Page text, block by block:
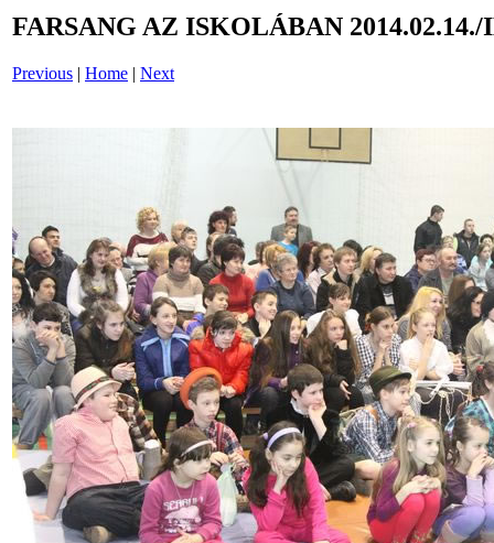
FARSANG AZ ISKOLÁBAN 2014.02.14./
Previous | Home | Next